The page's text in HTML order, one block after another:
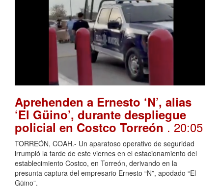
Aprehenden a Ernesto ‘N’, alias
‘El Güino’, durante despliegue
policial en Costco Torreón. 20:05
TORREÓN, COAH.- Un aparatoso operativo de seguridad
irrumpió la tarde de este viernes en el estacionamiento del
establecimiento Costco, en Torreón, derivando en la
presunta captura del empresario Ernesto “N”, apodado “El
Güino”.